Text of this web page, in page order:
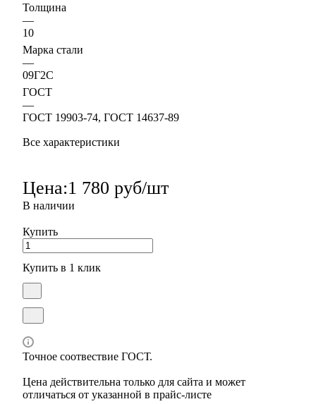
Толщина
—
10
Марка стали
—
09Г2С
ГОСТ
—
ГОСТ 19903-74, ГОСТ 14637-89
Все характеристики
Цена:1 780 руб/шт
В наличии
Купить
Купить в 1 клик
Точное соотвествие ГОСТ.
Цена действительна только для сайта и может
отличаться от указанной в прайс-листе